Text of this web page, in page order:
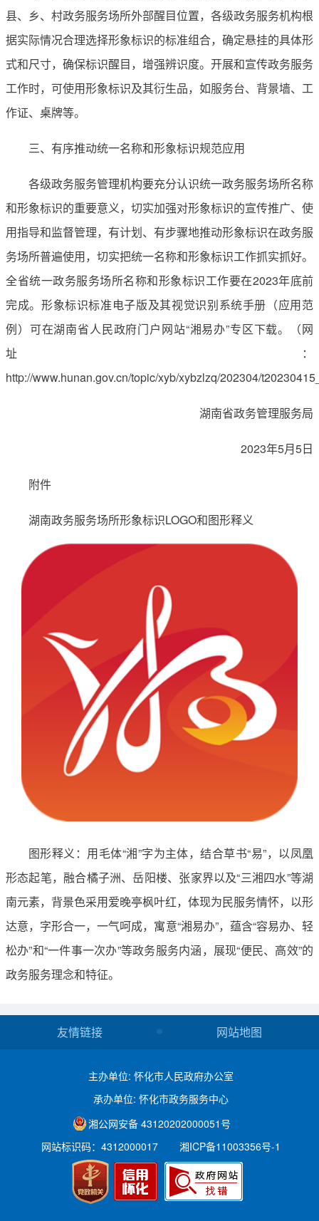
县、乡、村政务服务场所外部醒目位置，各级政务服务机构根
据实际情况合理选择形象标识的标准组合，确定悬挂的具体形
式和尺寸，确保标识醒目，增强辨识度。开展和宣传政务服务
工作时，可使用形象标识及其衍生品，如服务台、背景墙、工
作证、桌牌等。
三、有序推动统一名称和形象标识规范应用
各级政务服务管理机构要充分认识统一政务服务场所名称
和形象标识的重要意义，切实加强对形象标识的宣传推广、使
用指导和监督管理，有计划、有步骤地推动形象标识在政务服
务场所普遍使用，切实把统一名称和形象标识工作抓实抓好。
全省统一政务服务场所名称和形象标识工作要在2023年底前
完成。形象标识标准电子版及其视觉识别系统手册（应用范
例）可在湖南省人民政府门户网站“湘易办”专区下载。（网
址：
http://www.hunan.gov.cn/topic/xyb/xybzlzq/202304/
湖南省政务管理服务局
2023年5月5日
附件
湖南政务服务场所形象标识LOGO和图形释义
图形释义：用毛体“湘”字为主体，结合草书“易”，以凤凰
形态起笔，融合橘子洲、岳阳楼、张家界以及“三湘四水”等湖
南元素，背景色采用爱晚亭枫叶红，体现为民服务情怀，以形
达意，字形合一，一气呵成，寓意“湘易办”，蕴含“容易办、轻
松办”和“一件事一次办”等政务服务内涵，展现“便民、高效”的
政务服务理念和特征。
友情链接 网站地图
主办单位: 怀化市人民政府办公室
承办单位: 怀化市政务服务中心
湘公网安备 43120202000051号
网站标识码：4312000017
湘ICP备11003356号-1